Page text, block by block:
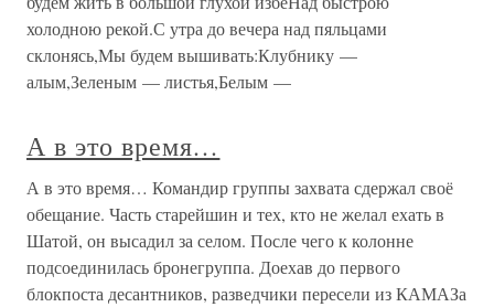
холодною рекой.С утра до вечера над пяльцами
склонясь,Мы будем вышивать:Клубнику —
алым,Зеленым — листья,Белым —
А в это время…
А в это время… Командир группы захвата сдержал своё
обещание. Часть старейшин и тех, кто не желал ехать в
Шатой, он высадил за селом. После чего к колонне
подсоединилась бронегруппа. Доехав до первого
блокпоста десантников, разведчики пересели из КАМАЗа